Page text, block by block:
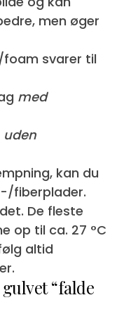
men øger
foam svarer til
med
uden
kan du
fiberplader.
De fleste
op til ca. 27 °C
altid
“falde